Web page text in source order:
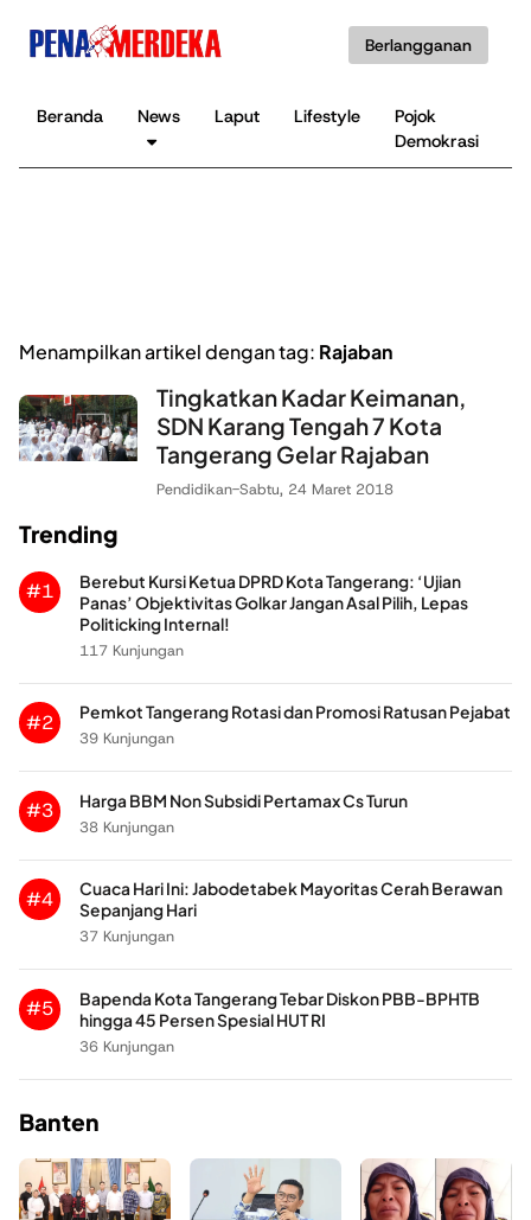
Berlangganan
Beranda News Laput Lifestyle
Pojok
Demokrasi
Menampilkan artikel dengan tag: Rajaban
Tingkatkan Kadar Keimanan,
SDN Karang Tengah 7 Kota
Tangerang Gelar Rajaban
Pendidikan-Sabtu, 24 Maret 2018
Trending
#1
Berebut Kursi Ketua DPRD Kota Tangerang: ‘Ujian
Panas’ Objektivitas Golkar Jangan Asal Pilih, Lepas
Politicking Internal!
117 Kunjungan
#2
Pemkot Tangerang Rotasi dan Promosi Ratusan Pejabat
39 Kunjungan
#3
Harga BBM Non Subsidi Pertamax Cs Turun
38 Kunjungan
#4
Cuaca Hari Ini: Jabodetabek Mayoritas Cerah Berawan
Sepanjang Hari
37 Kunjungan
#5
Bapenda Kota Tangerang Tebar Diskon PBB-BPHTB
hingga 45 Persen Spesial HUT RI
36 Kunjungan
Banten